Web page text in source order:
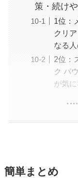
策・続け
1位：
クリ
なる人
2位：
ク パ
が気
簡単まとめ